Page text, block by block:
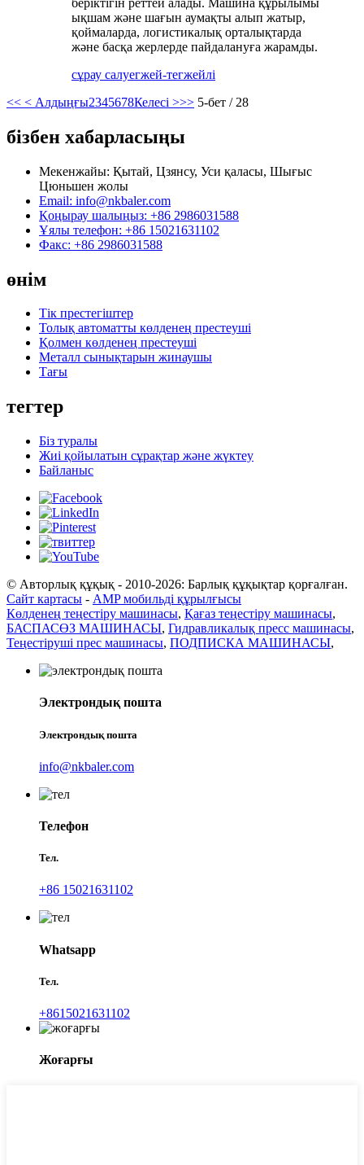
ықшам және шағын аумақты алып жатыр,
қоймаларда, логистикалық орталықтарда
және басқа жерлерде пайдалануға жарамды.
сұрау салуегжей-тегжейлі
<< < Алдыңғы2345678Келесі >>> 5-бет / 28
бізбен хабарласыңы
Мекенжайы: Қытай, Цзянсу, Уси қаласы, Шығыс
Цюньшен жолы
Email: info@nkbaler.com
Қоңырау шалыңыз: +86 2986031588
Ұялы телефон: +86 15021631102
Факс: +86 2986031588
өнім
Тік престегіштер
Толық автоматты көлденең престеуші
Қолмен көлденең престеуші
Металл сынықтарын жинаушы
Тағы
тегтер
Біз туралы
Жиі қойылатын сұрақтар және жүктеу
Байланыс
© Авторлық құқық - 2010-2026: Барлық құқықтар қорғалған.
Сайт картасы - AMP мобильді құрылғысы
Көлденең теңестіру машинасы, Қағаз теңестіру машинасы,
БАСПАСӨЗ МАШИНАСЫ, Гидравликалық пресс машинасы,
Теңестіруші прес машинасы, ПОДПИСКА МАШИНАСЫ,
Электрондық пошта
Электрондық пошта
info@nkbaler.com
Телефон
Тел.
+86 15021631102
Whatsapp
Тел.
+8615021631102
Жоғарғы